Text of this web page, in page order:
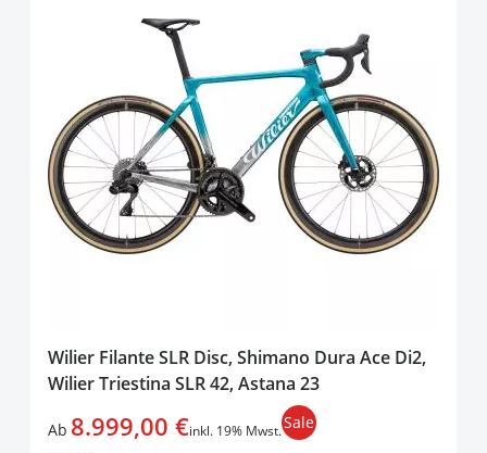
Wilier Filante SLR Disc, Shimano Dura Ace Di2,
Wilier Triestina SLR 42, Astana 23
Ab 8.999,00 €inkl. 19% Mwst.Sale